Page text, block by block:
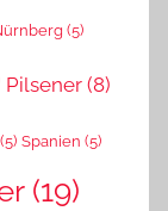
(5)
Pilsener (8)
(5) Spanien (5)
(19)